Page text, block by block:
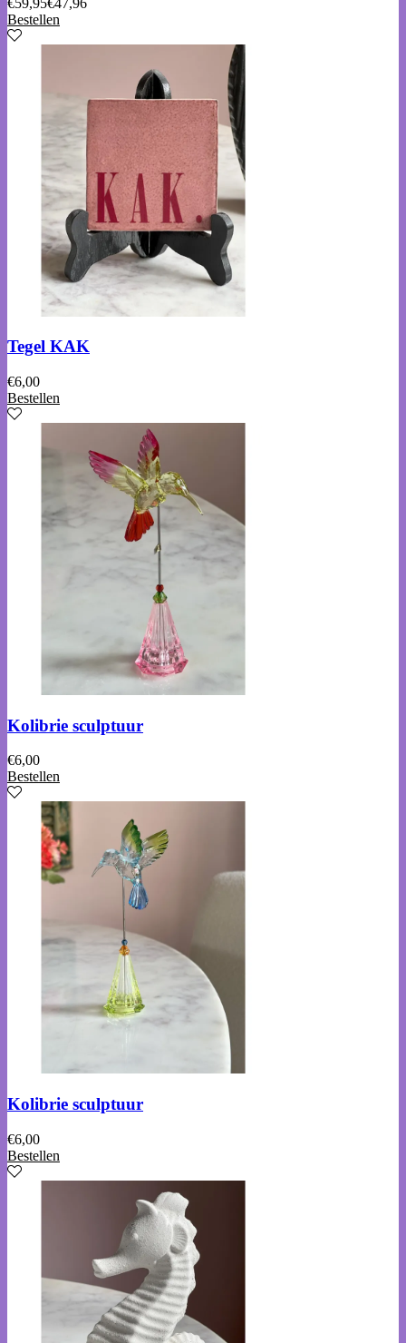
Bestellen
Tegel KAK
€6,00
Bestellen
Kolibrie sculptuur
€6,00
Bestellen
Kolibrie sculptuur
€6,00
Bestellen